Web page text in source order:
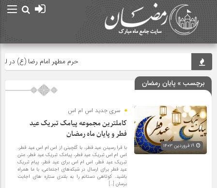
حرم مطهر امام رضا (ع) در
برچسب » پایان رمضان
سری جدید اس ام اس
کاملترین مجموعه پیامک تبریک عید
فطر و پایان ماه رمضان
با فرا رسیدن عید فطر، با گلچینی از اس ام اس عید فطر،
اس ام اس تبریک عید فطر، پیامک تبریک عید فطر، متن
تبریک عید فطر، اس ام اس برای عید فطر، پیام تبریک
عید فطر برای ارسال در شبکه‌های اجتماعی، با ما همراه
باشید. کوتاهی دستانم را به بلندی ستاره های اجابت
برسان […]